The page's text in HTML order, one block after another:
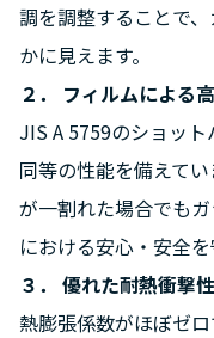
調を調整することで
かに見えます。
２． フィルムによる
JIS A 5759のショッ
同等の性能を備えて
が一割れた場合でも
における安心・安全を
３． 優れた耐熱衝撃性
熱膨張係数がほぼゼ